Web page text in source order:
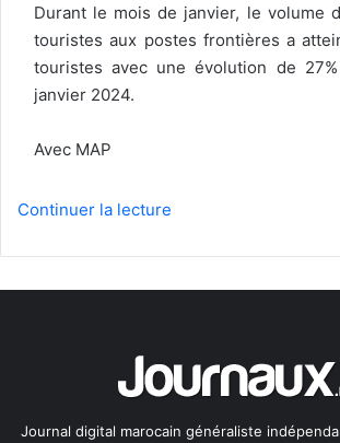
Durant le mois de janvier, le volume
touristes aux postes frontières a
touristes avec une évolution de
janvier 2024.
Avec MAP
Continuer la lecture
Journal digital marocain généraliste